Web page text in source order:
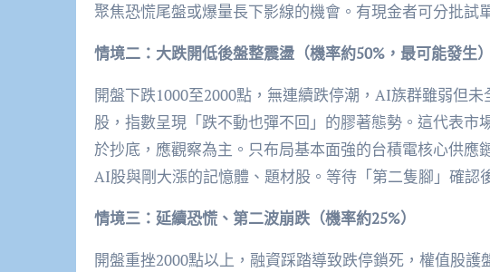
聚焦恐慌尾盤或爆量長下影線的機會。有現金者可分批試
情境二：大跌開低後盤整震盪（機率約50%，最可能發生）
開盤下跌1000至2000點，無連續跌停潮，AI族群雖弱但
股，指數呈現「跌不動也彈不回」的膠著態勢。這代表市
於抄底，應觀察為主。只布局基本面強的台積電核心供
AI股與剛大漲的記憶體、題材股。等待「第二隻腳」確認
情境三：延續恐慌、第二波崩跌（機率約25%）
開盤重挫2000點以上，融資踩踏導致跌停鎖死，權值股